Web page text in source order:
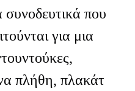
συνοδευτικά που
για μια
πλήθη, πλακάτ